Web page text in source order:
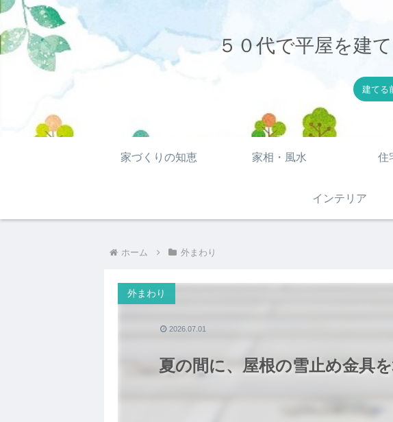
５０代で平屋を建
建てる
家づくりの知恵 家相・風水 住
インテリア
ホーム 外まわり
夏の間に、屋根の雪止め金具
外まわり
2026.07.01